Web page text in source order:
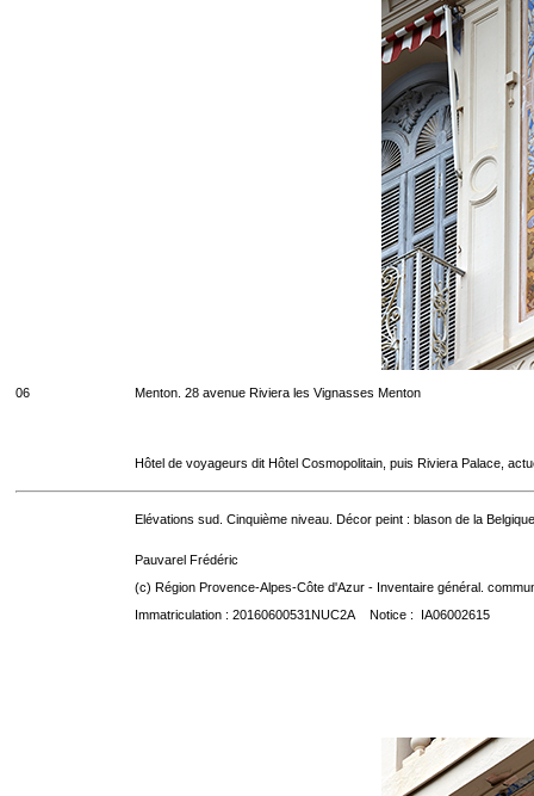
06 Menton. 28 avenue Riviera les Vignasses Menton
Hôtel de voyageurs dit Hôtel Cosmopolitain, puis Riviera Palace,
Elévations sud. Cinquième niveau. Décor peint : blason de la
Pauvarel Frédéric
(c) Région Provence-Alpes-Côte d'Azur - Inventaire général.
Immatriculation : 20160600531NUC2A Notice : IA06002615